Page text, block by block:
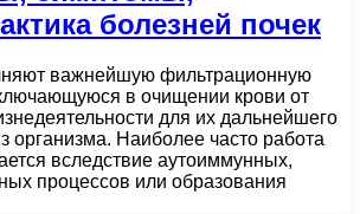
болезней почек
важнейшую фильтрационную
в очищении крови от
для их дальнейшего
организма. Наиболее часто работа
вследствие аутоиммунных,
процессов или образования